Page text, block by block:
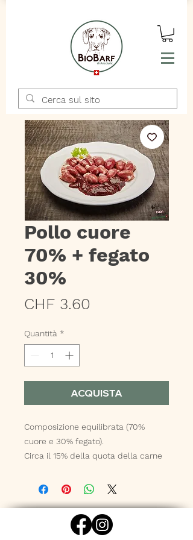
Pollo cuore
70% + fegato
30%
CHF 3.60
Quantità *
ACQUISTA
Composizione equilibrata (70%
cuore e 30% fegato).
Circa il 15% della quota della carne
fegato.
Provenienza: tutta la Svizzera